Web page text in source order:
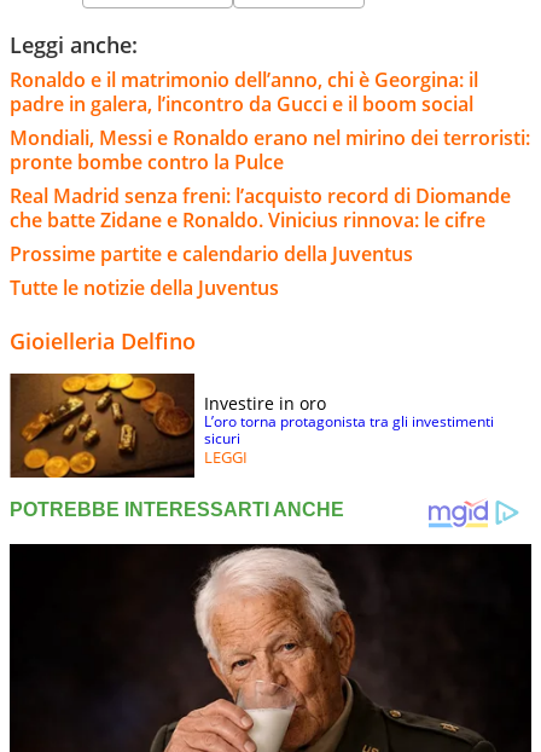
Leggi anche:
Ronaldo e il matrimonio dell’anno, chi è Georgina: il
padre in galera, l’incontro da Gucci e il boom social
Mondiali, Messi e Ronaldo erano nel mirino dei terroristi:
pronte bombe contro la Pulce
Real Madrid senza freni: l’acquisto record di Diomande
che batte Zidane e Ronaldo. Vinicius rinnova: le cifre
Prossime partite e calendario della Juventus
Tutte le notizie della Juventus
Gioielleria Delfino
Investire in oro
L’oro torna protagonista tra gli investimenti
sicuri
LEGGI